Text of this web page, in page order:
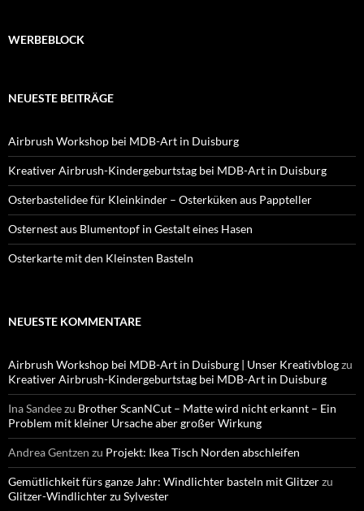
WERBEBLOCK
NEUESTE BEITRÄGE
Airbrush Workshop bei MDB-Art in Duisburg
Kreativer Airbrush-Kindergeburtstag bei MDB-Art in Duisburg
Osterbastelidee für Kleinkinder – Osterküken aus Pappteller
Osternest aus Blumentopf in Gestalt eines Hasen
Osterkarte mit den Kleinsten Basteln
NEUESTE KOMMENTARE
Airbrush Workshop bei MDB-Art in Duisburg | Unser Kreativblogzu
Kreativer Airbrush-Kindergeburtstag bei MDB-Art in Duisburg
Ina Sandeezu Brother ScanNCut – Matte wird nicht erkannt – Ein
Problem mit kleiner Ursache aber großer Wirkung
Andrea Gentzen zu Projekt: Ikea Tisch Norden abschleifen
Gemütlichkeit fürs ganze Jahr: Windlichter basteln mit Glitzerzu
Glitzer-Windlichter zu Sylvester